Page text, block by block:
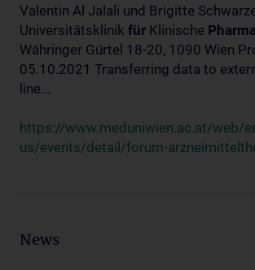
Valentin Al Jalali und Brigitte
Universitätsklinik für Klinische
Währinger Gürtel 18-20, 1090 Wien
05.10.2021 Transferring data to
line...
https://www.meduniwien.ac.at/web/
us/events/detail/forum-
News